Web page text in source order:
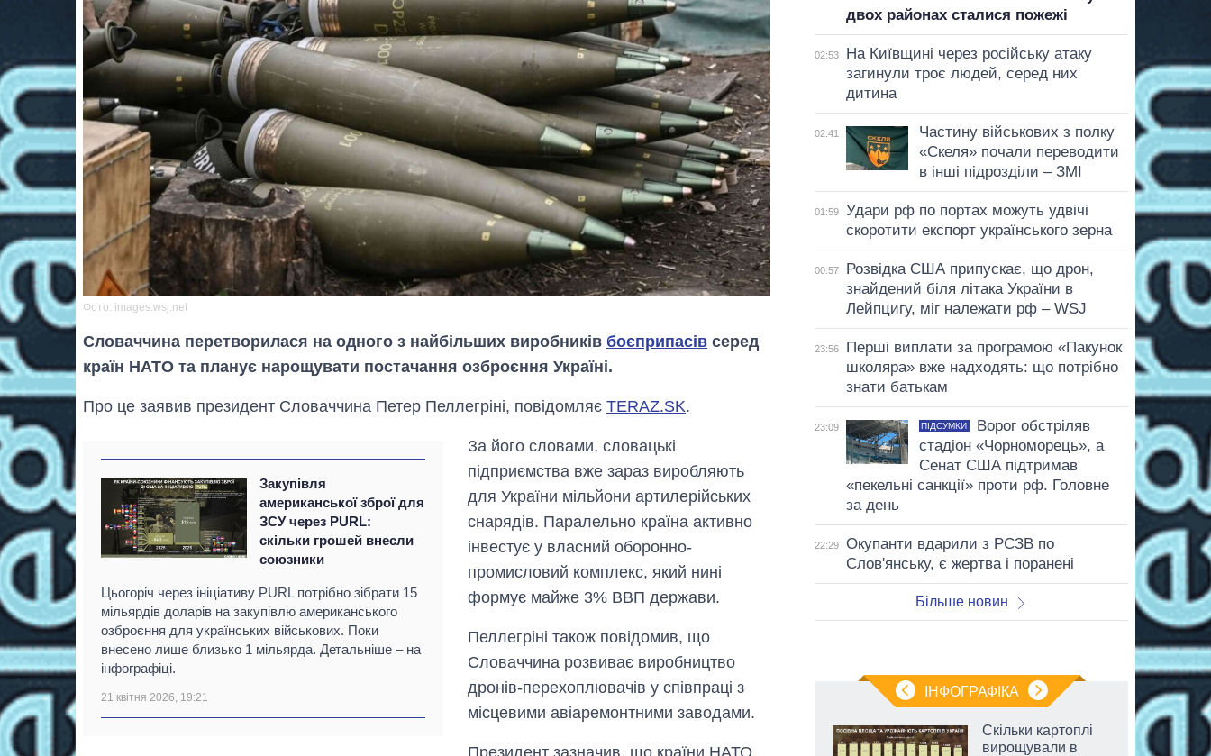
Фото: images.wsj.net
Словаччина перетворилася на одного з найбільших виробників боєприпасів серед
країн НАТО та планує нарощувати постачання озброєння Україні.
Про це заявив президент Словаччина Петер Пеллегріні, повідомляє TERAZ.SK.
Закупівля
американської зброї для
ЗСУ через PURL:
скільки грошей внесли
союзники
Цьогоріч через ініціативу PURL потрібно зібрати 15
мільярдів доларів на закупівлю американського
озброєння для українських військових. Поки
внесено лише близько 1 мільярда. Детальніше – на
інфографіці.
21 квітня 2026, 19:21
За його словами, словацькі
підприємства вже зараз виробляють
для України мільйони артилерійських
снарядів. Паралельно країна активно
інвестує у власний оборонно-
промисловий комплекс, який нині
формує майже 3% ВВП держави.
Пеллегріні також повідомив, що
Словаччина розвиває виробництво
дронів-перехоплювачів у співпраці з
місцевими авіаремонтними заводами.
двох районах сталися пожежі
02:53
На Київщині через російську атаку
загинули троє людей, серед них
дитина
02:41
Частину військових з полку
«Скеля» почали переводити
в інші підрозділи – ЗМІ
01:59
Удари рф по портах можуть удвічі
скоротити експорт українського зерна
00:57
Розвідка США припускає, що дрон,
знайдений біля літака України в
Лейпцигу, міг належати рф – WSJ
23:56
Перші виплати за програмою «Пакунок
школяра» вже надходять: що потрібно
знати батькам
23:09 ПІДСУМКИ
Ворог обстріляв
стадіон «Чорноморець», а
Сенат США підтримав
«пекельні санкції» проти рф. Головне
за день
22:29
Окупанти вдарили з РСЗВ по
Слов'янську, є жертва і поранені
Більше новин
ІНФОГРАФІКА
як зріс попит на
Скільки картоплі
вирощували в